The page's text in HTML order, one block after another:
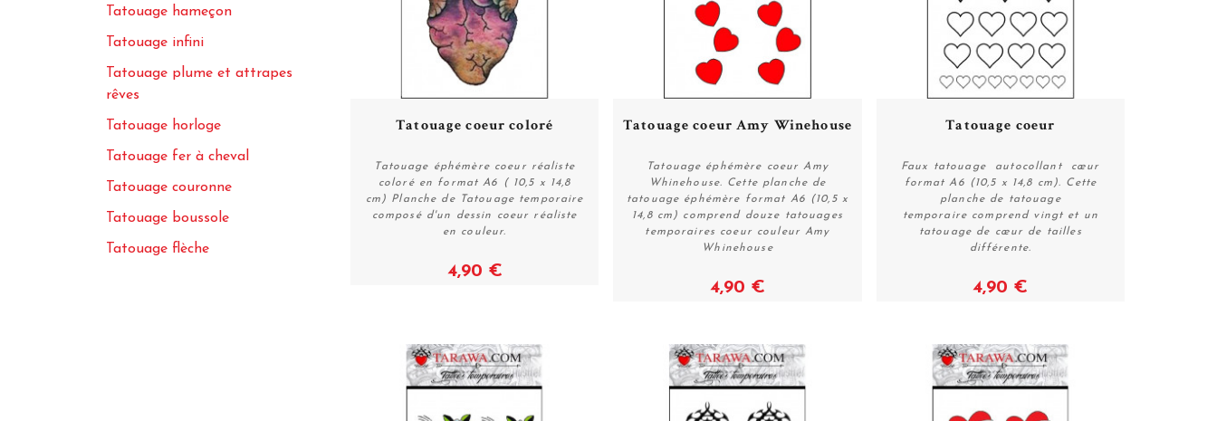
Tatouage hameçon
Tatouage infini
Tatouage plume et attrapes
rêves
Tatouage horloge
Tatouage fer à cheval
Tatouage couronne
Tatouage boussole
Tatouage flèche
Voir
Tatouage coeur coloré
Tatouage éphémère coeur réaliste
coloré en format A6 ( 10,5 x 14,8
cm) Planche de Tatouage temporaire
composé d'un dessin coeur réaliste
en couleur.
4,90 €
Voir
Tatouage coeur Amy Winehouse
Tatouage éphémère coeur Amy
Whinehouse. Cette planche de
tatouage éphémère format A6 (10,5 x
14,8 cm) comprend douze tatouages
temporaires coeur couleur Amy
Whinehouse
4,90 €
Voir
Tatouage coeur
Faux tatouage autocollant cœur
format A6 (10,5 x 14,8 cm). Cette
planche de tatouage
temporaire comprend vingt et un
tatouage de cœur de tailles
différente.
4,90 €